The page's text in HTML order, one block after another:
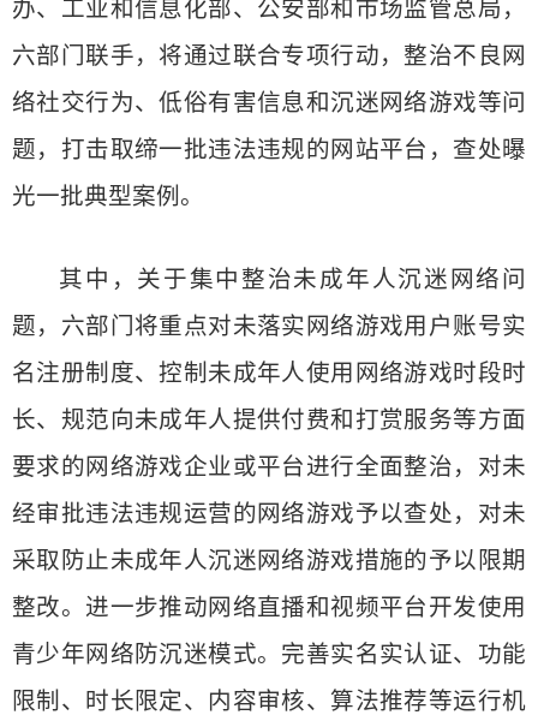
办、工业和信息化部、公安部和市场监管总局，
六部门联手，将通过联合专项行动，整治不良网
络社交行为、低俗有害信息和沉迷网络游戏等问
题，打击取缔一批违法违规的网站平台，查处曝
光一批典型案例。
其中，关于集中整治未成年人沉迷网络问
题，六部门将重点对未落实网络游戏用户账号实
名注册制度、控制未成年人使用网络游戏时段时
长、规范向未成年人提供付费和打赏服务等方面
要求的网络游戏企业或平台进行全面整治，对未
经审批违法违规运营的网络游戏予以查处，对未
采取防止未成年人沉迷网络游戏措施的予以限期
整改。进一步推动网络直播和视频平台开发使用
青少年网络防沉迷模式。完善实名实认证、功能
限制、时长限定、内容审核、算法推荐等运行机